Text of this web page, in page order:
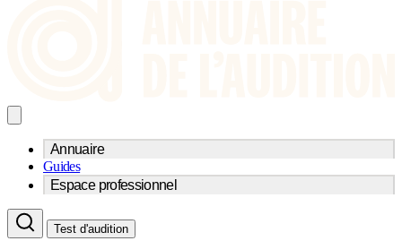
Annuaire
Trouvez un professionnel de l'audition
Centre d'audioprothèse
Médecins ORL & Phoniatres
Guides
Espace professionnel
Acteurs et services
Fournisseurs
Test d'audition